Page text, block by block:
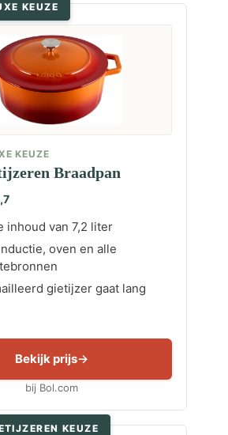
KEUZE
KEUZE
Braadpan
inhoud van 7,2 liter
oven en alle
gietijzer gaat lang
Bekijk prijs
bij Bol.com
KEUZE